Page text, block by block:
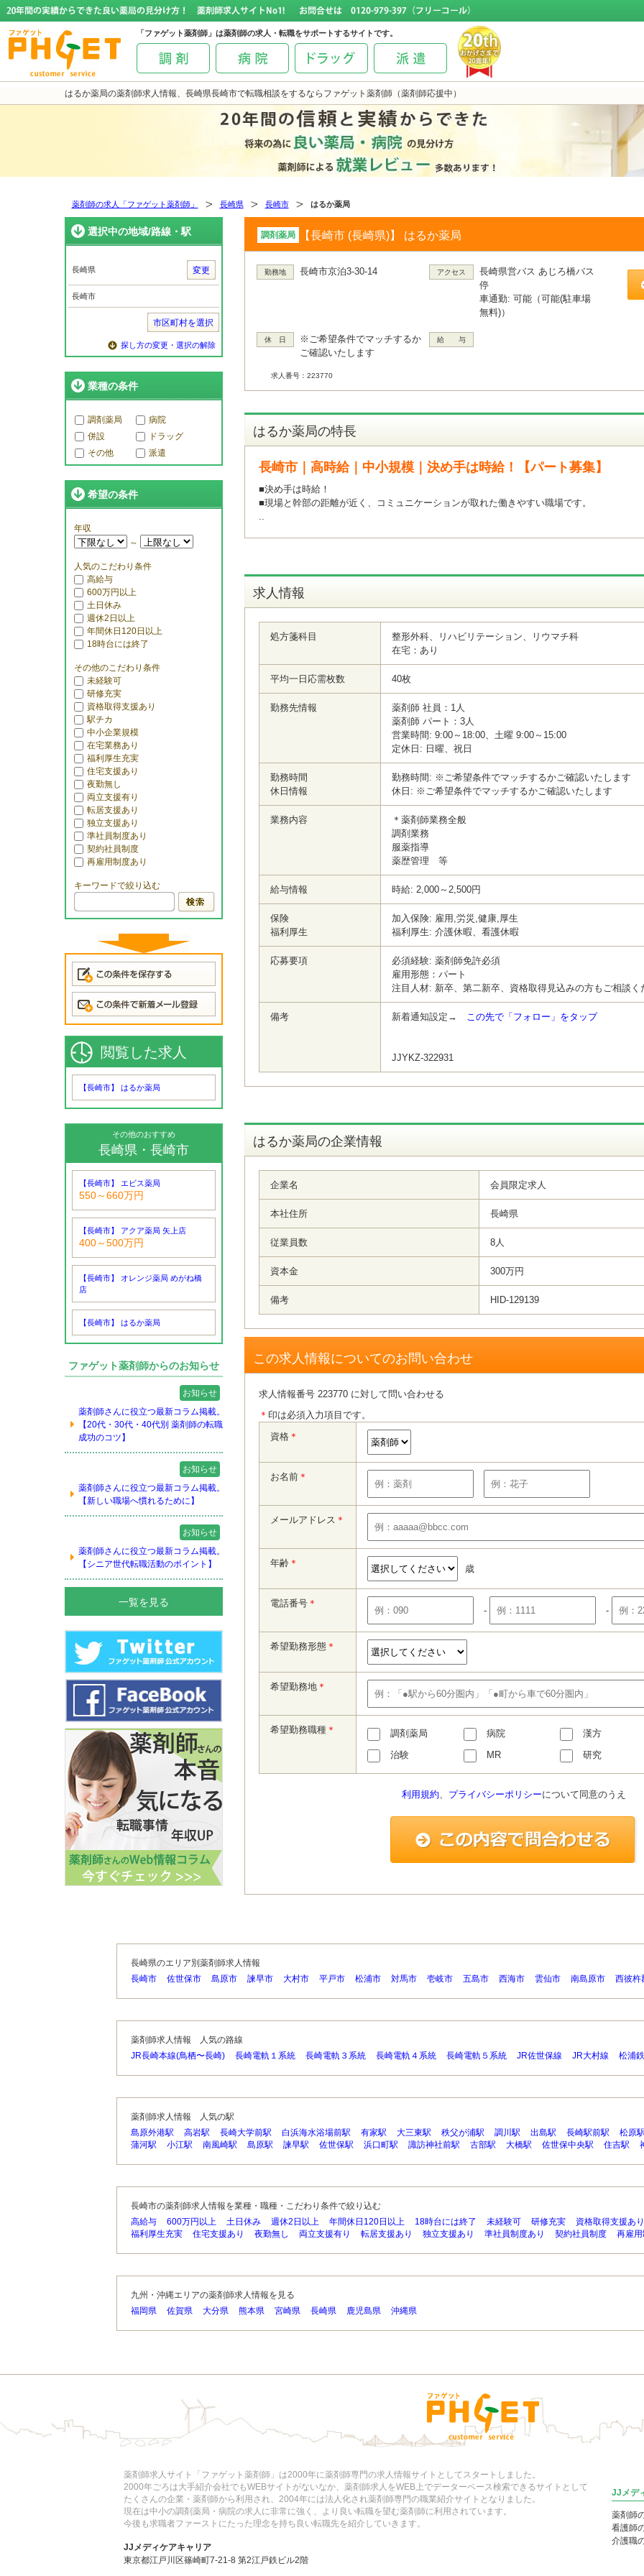
はるか薬局の薬剤師求人情報、長崎県長崎市で転職相談をするならファゲット薬剤師（薬剤師応援中）
「ファゲット薬剤師」は薬剤師の求人・転職をサポートするサイトです。
薬剤師の求人「ファゲット薬剤師」 長崎県 長崎市 はるか薬局
選択中の地域/路線・駅
長崎県 変更
長崎市
市区町村を選択
探し方の変更・選択の解除
業種の条件
調剤薬局
病院
併設
ドラッグ
その他
派遣
希望の条件
年収
～
人気のこだわり条件
高給与
600万円以上
土日休み
週休2日以上
年間休日120日以上
18時台には終了
その他のこだわり条件
未経験可
研修充実
資格取得支援あり
駅チカ
中小企業規模
在宅業務あり
福利厚生充実
住宅支援あり
夜勤無し
両立支援有り
転居支援あり
独立支援あり
準社員制度あり
契約社員制度
再雇用制度あり
キーワードで絞り込む
閲覧した求人
【長崎市】 はるか薬局
その他のおすすめ
長崎県・長崎市
【長崎市】 エビス薬局
550～660万円
【長崎市】 アクア薬局 矢上店
400～500万円
【長崎市】 オレンジ薬局 めがね橋
店
【長崎市】 はるか薬局
ファゲット薬剤師からのお知らせ
お知らせ
薬剤師さんに役立つ最新コラム掲載。
【20代・30代・40代別 薬剤師の転職
成功のコツ】
お知らせ
薬剤師さんに役立つ最新コラム掲載。
【新しい職場へ慣れるために】
お知らせ
薬剤師さんに役立つ最新コラム掲載。
【シニア世代転職活動のポイント】
一覧を見る
調剤薬局 【長崎市 (長崎県)】 はるか薬局
勤務地 長崎市京泊3-30-14 アクセス
長崎県営バス あじろ橋バス
停
車通勤: 可能（可能(駐車場
無料)）
休 日
※ご希望条件でマッチするか
ご確認いたします
給 与
求人番号：223770
はるか薬局の特長
長崎市｜高時給｜中小規模｜決め手は時給！【パート募集】
■決め手は時給！
■現場と幹部の距離が近く、コミュニケーションが取れた働きやすい職場です。
..
求人情報
処方箋科目
整形外科、リハビリテーション、リウマチ科
在宅：あり
平均一日応需枚数 40枚
勤務先情報
薬剤師 社員：1人
薬剤師 パート：3人
営業時間: 9:00～18:00、土曜 9:00～15:00
定休日: 日曜、祝日
勤務時間
休日情報
勤務時間: ※ご希望条件でマッチするかご確認いたします
休日: ※ご希望条件でマッチするかご確認いたします
業務内容
＊薬剤師業務全般
調剤業務
服薬指導
薬歴管理 等
給与情報 時給: 2,000～2,500円
保険
福利厚生
加入保険: 雇用,労災,健康,厚生
福利厚生: 介護休暇、看護休暇
応募要項
必須経験: 薬剤師免許必須
雇用形態：パート
注目人材: 新卒、第二新卒、資格取得見込みの方もご相談く
備考 新着通知設定→ この先で「フォロー」をタップ
JJYKZ-322931
はるか薬局の企業情報
企業名 会員限定求人
本社住所 長崎県
従業員数 8人
資本金 300万円
備考 HID-129139
この求人情報についてのお問い合わせ
求人情報番号 223770 に対して問い合わせる
＊ 印は必須入力項目です。
資格＊
お名前＊
メールアドレス ＊
年齢＊ 歳
電話番号＊
- -
希望勤務形態＊
希望勤務地＊
希望勤務職種＊ 調剤薬局 病院
漢方
治験
MR 研究
利用規約、 プライバシーポリシーについて同意のうえ
長崎県のエリア別薬剤師求人情報
長崎市
佐世保市 島原市 諫早市 大村市 平戸市 松浦市 対馬市 壱岐市 五島市 西海市 雲仙市 南島原市 西彼杵
薬剤師求人情報 人気の路線
JR長崎本線(鳥栖〜長崎)
長崎電軌１系統 長崎電軌３系統 長崎電軌４系統 長崎電軌５系統 JR佐世保線 JR大村線 松浦
薬剤師求人情報 人気の駅
島原外港駅
高岩駅 長崎大学前駅 白浜海水浴場前駅 有家駅 大三東駅 秩父が浦駅 調川駅 出島駅 長崎駅前駅
松原
蒲河駅
小江駅 南風崎駅 島原駅 諫早駅 佐世保駅 浜口町駅 諏訪神社前駅 古部駅 大橋駅 佐世保中央駅 住吉駅
長崎市の薬剤師求人情報を業種・職種・こだわり条件で絞り込む
高給与
600万円以上 土日休み 週休2日以上 年間休日120日以上 18時台には終了 未経験可 研修充実
資格取得支援あり
福利厚生充実
住宅支援あり 夜勤無し 両立支援有り 転居支援あり 独立支援あり 準社員制度あり 契約社員制度 再雇
九州・沖縄エリアの薬剤師求人情報を見る
福岡県
佐賀県 大分県 熊本県 宮崎県 長崎県 鹿児島県 沖縄県
薬剤師求人サイト「ファゲット薬剤師」は2000年に薬剤師専門の求人情報サイトとしてスタートしました。
2000年ごろは大手紹介会社でもWEBサイトがないなか、薬剤師求人をWEB上でデーターベース検索できるサイトとして
たくさんの企業・薬剤師から利用され、2004年には法人化され薬剤師専門の職業紹介サイトとなりました。
現在は中小の調剤薬局・病院の求人に非常に強く、より良い転職を望む薬剤師に利用されています。
今後も求職者ファーストにたった理念を持ち良い転職先を紹介していきます。
JJメディケアキャリア
東京都江戸川区篠崎町7-21-8 第2江戸鉄ビル2階
JJメデ
薬剤師
看護師
介護職